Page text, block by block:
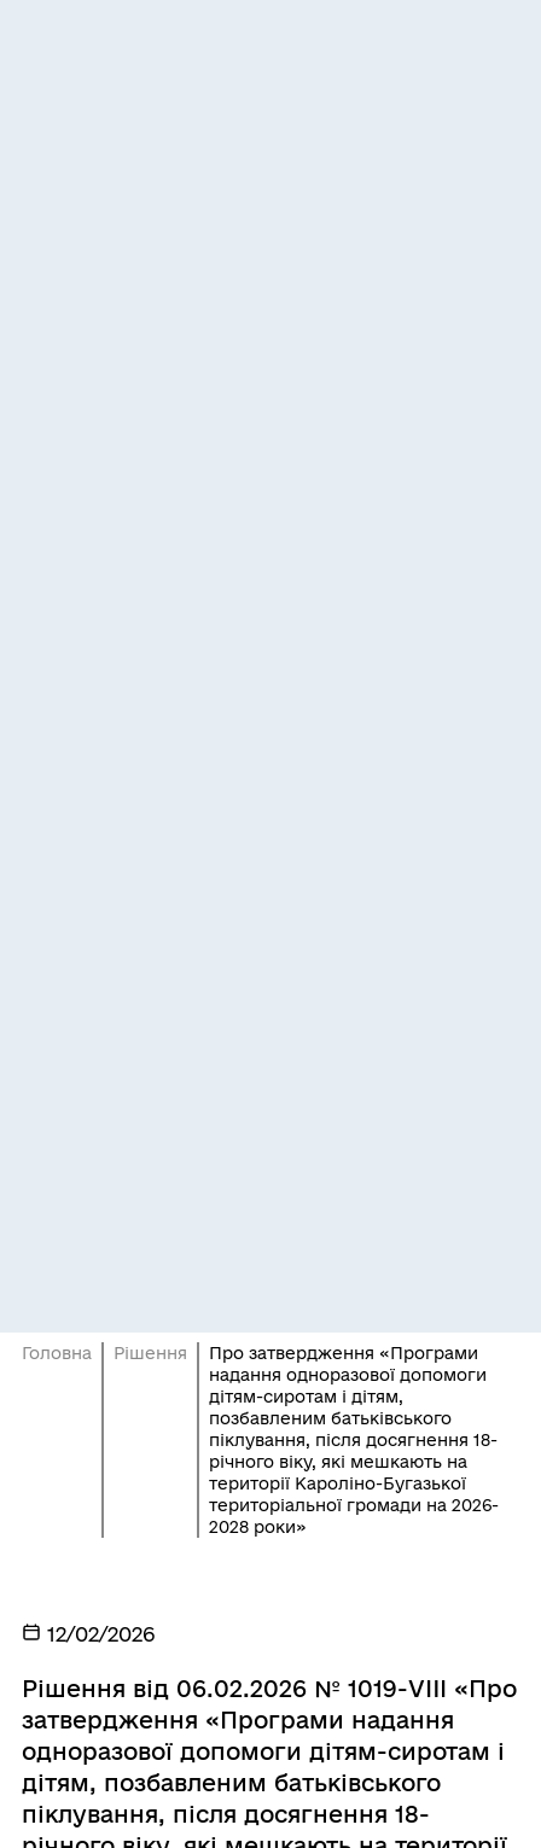
Головна Рішення
Про затвердження «Програми
надання одноразової допомоги
дітям-сиротам і дітям,
позбавленим батьківського
піклування, після досягнення 18-
річного віку, які мешкають на
території Кароліно-Бугазької
територіальної громади на 2026-
2028 роки»
12/02/2026
Рішення від 06.02.2026 № 1019-VIII «Про
затвердження «Програми надання
одноразової допомоги дітям-сиротам і
дітям, позбавленим батьківського
піклування, після досягнення 18-